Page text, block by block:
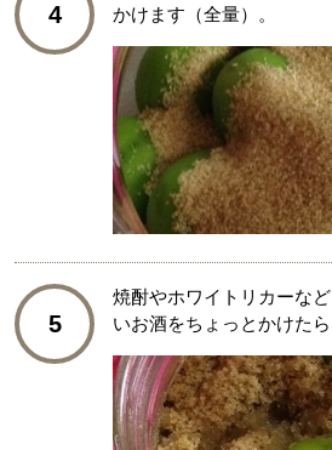
4
かけます（全量）。
5
焼酎やホワイトリカーな
いお酒をちょっとかけた